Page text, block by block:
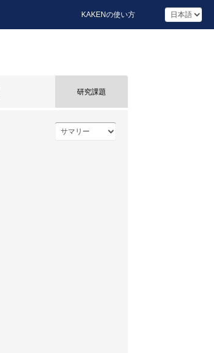
KAKENの使い方
研究課題